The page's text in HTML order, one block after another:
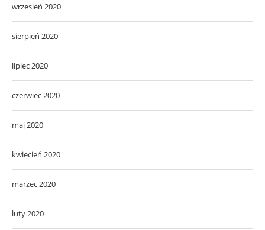
wrzesień 2020
sierpień 2020
lipiec 2020
czerwiec 2020
maj 2020
kwiecień 2020
marzec 2020
luty 2020